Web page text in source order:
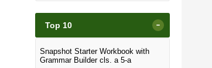
Top 10 -
Snapshot Starter Workbook with
Grammar Builder cls. a 5-a